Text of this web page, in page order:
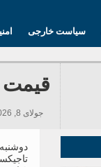
سیاست خارجی
قیمت
جولای 8, 2026 08:05, 598 بازدید ها